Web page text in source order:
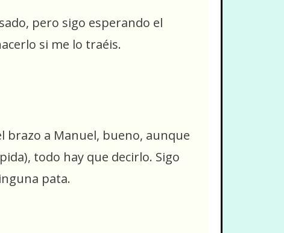
pero sigo esperando el
si me lo traéis.
brazo a Manuel, bueno, aunque
todo hay que decirlo. Sigo
pata.